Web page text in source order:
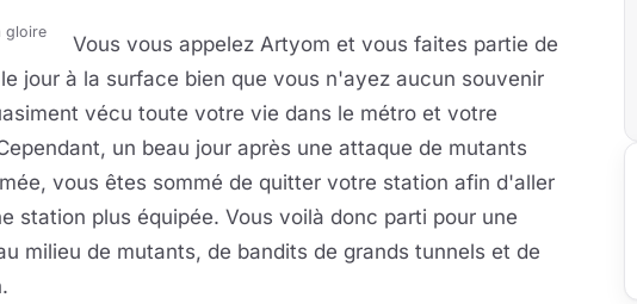
gloire
Vous vous appelez Artyom et vous faites partie de
jour à la surface bien que vous n'ayez aucun souvenir
vécu toute votre vie dans le métro et votre
un beau jour après une attaque de mutants
vous êtes sommé de quitter votre station afin d'aller
station plus équipée. Vous voilà donc parti pour une
milieu de mutants, de bandits de grands tunnels et de